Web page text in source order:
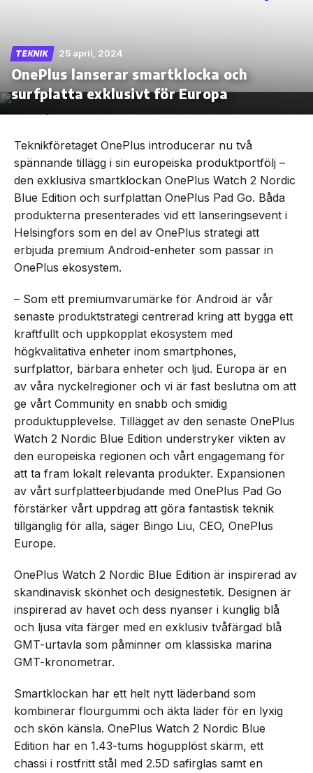
Skip
the
TEKNIK 25 april, 2024
OnePlus lanserar smartklocka och
surfplatta exklusivt för Europa
Teknikföretaget OnePlus introducerar nu två
spännande tillägg i sin europeiska produktportfölj –
den exklusiva smartklockan OnePlus Watch 2 Nordic
Blue Edition och surfplattan OnePlus Pad Go. Båda
produkterna presenterades vid ett lanseringsevent i
Helsingfors som en del av OnePlus strategi att
erbjuda premium Android-enheter som passar in
OnePlus ekosystem.
– Som ett premiumvarumärke för Android är vår
senaste produktstrategi centrerad kring att bygga ett
kraftfullt och uppkopplat ekosystem med
högkvalitativa enheter inom smartphones,
surfplattor, bärbara enheter och ljud. Europa är en
av våra nyckelregioner och vi är fast beslutna om att
ge vårt Community en snabb och smidig
produktupplevelse. Tillägget av den senaste OnePlus
Watch 2 Nordic Blue Edition understryker vikten av
den europeiska regionen och vårt engagemang för
att ta fram lokalt relevanta produkter. Expansionen
av vårt surfplatteerbjudande med OnePlus Pad Go
förstärker vårt uppdrag att göra fantastisk teknik
tillgänglig för alla, säger Bingo Liu, CEO, OnePlus
Europe.
OnePlus Watch 2 Nordic Blue Edition är inspirerad av
skandinavisk skönhet och designestetik. Designen är
inspirerad av havet och dess nyanser i kunglig blå
och ljusa vita färger med en exklusiv tvåfärgad blå
GMT-urtavla som påminner om klassiska marina
GMT-kronometrar.
Smartklockan har ett helt nytt läderband som
kombinerar flourgummi och äkta läder för en lyxig
och skön känsla. OnePlus Watch 2 Nordic Blue
Edition har en 1.43-tums högupplöst skärm, ett
chassi i rostfritt stål med 2.5D safirglas samt en